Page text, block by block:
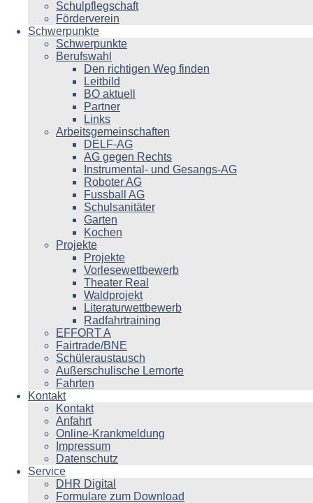
Schulpflegschaft
Förderverein
Schwerpunkte
Schwerpunkte
Berufswahl
Den richtigen Weg finden
Leitbild
BO aktuell
Partner
Links
Arbeitsgemeinschaften
DELF-AG
AG gegen Rechts
Instrumental- und Gesangs-AG
Roboter AG
Fussball AG
Schulsanitäter
Garten
Kochen
Projekte
Projekte
Vorlesewettbewerb
Theater Real
Waldprojekt
Literaturwettbewerb
Radfahrtraining
EFFORT A
Fairtrade/BNE
Schüleraustausch
Außerschulische Lernorte
Fahrten
Kontakt
Kontakt
Anfahrt
Online-Krankmeldung
Impressum
Datenschutz
Service
DHR Digital
Formulare zum Download